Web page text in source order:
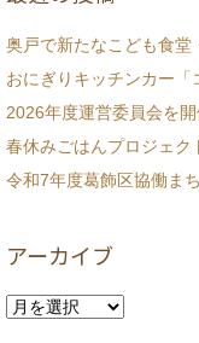
奥戸で新たなこども食
おにぎりキッチンカー「
2026年度運営委員会を
春休みごはんプロジェク
令和7年度葛飾区協働ま
アーカイブ
ア